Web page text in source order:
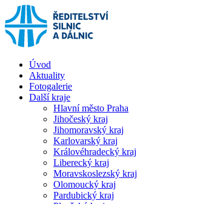
Úvod
Aktuality
Fotogalerie
Další kraje
Hlavní město Praha
Jihočeský kraj
Jihomoravský kraj
Karlovarský kraj
Královéhradecký kraj
Liberecký kraj
Moravskoslezský kraj
Olomoucký kraj
Pardubický kraj